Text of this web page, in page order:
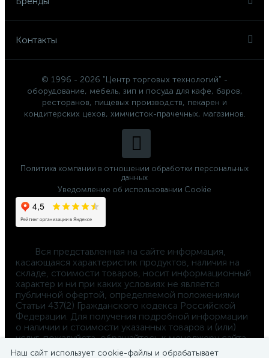
Контакты
© 1996 - 2026 "Центр торговых технологий" -
оборудование, мебель, зип и посуда для кафе, баров,
ресторанов, пищевых производств, пекарен и
кондитерских цехов, химчисток-прачечных, магазинов.
Политика компании в отношении обработки персональных
данных
Уведомление об использовании Cookie
касающаяся характеристик продуктов, наличия на
складе, стоимости товаров, носит информационный
характер и ни при каких условиях не является
публичной офертой, определяемой положениями
Статьи 437(2) Гражданского кодекса Российской
Федерации. Для получения подробной информации
о наличии и стоимости указанных товаров и (или)
услуг, пожалуйста, обращайтесь к менеджеру сайта
по телефону
Наш сайт использует cookie-файлы и обрабатывает